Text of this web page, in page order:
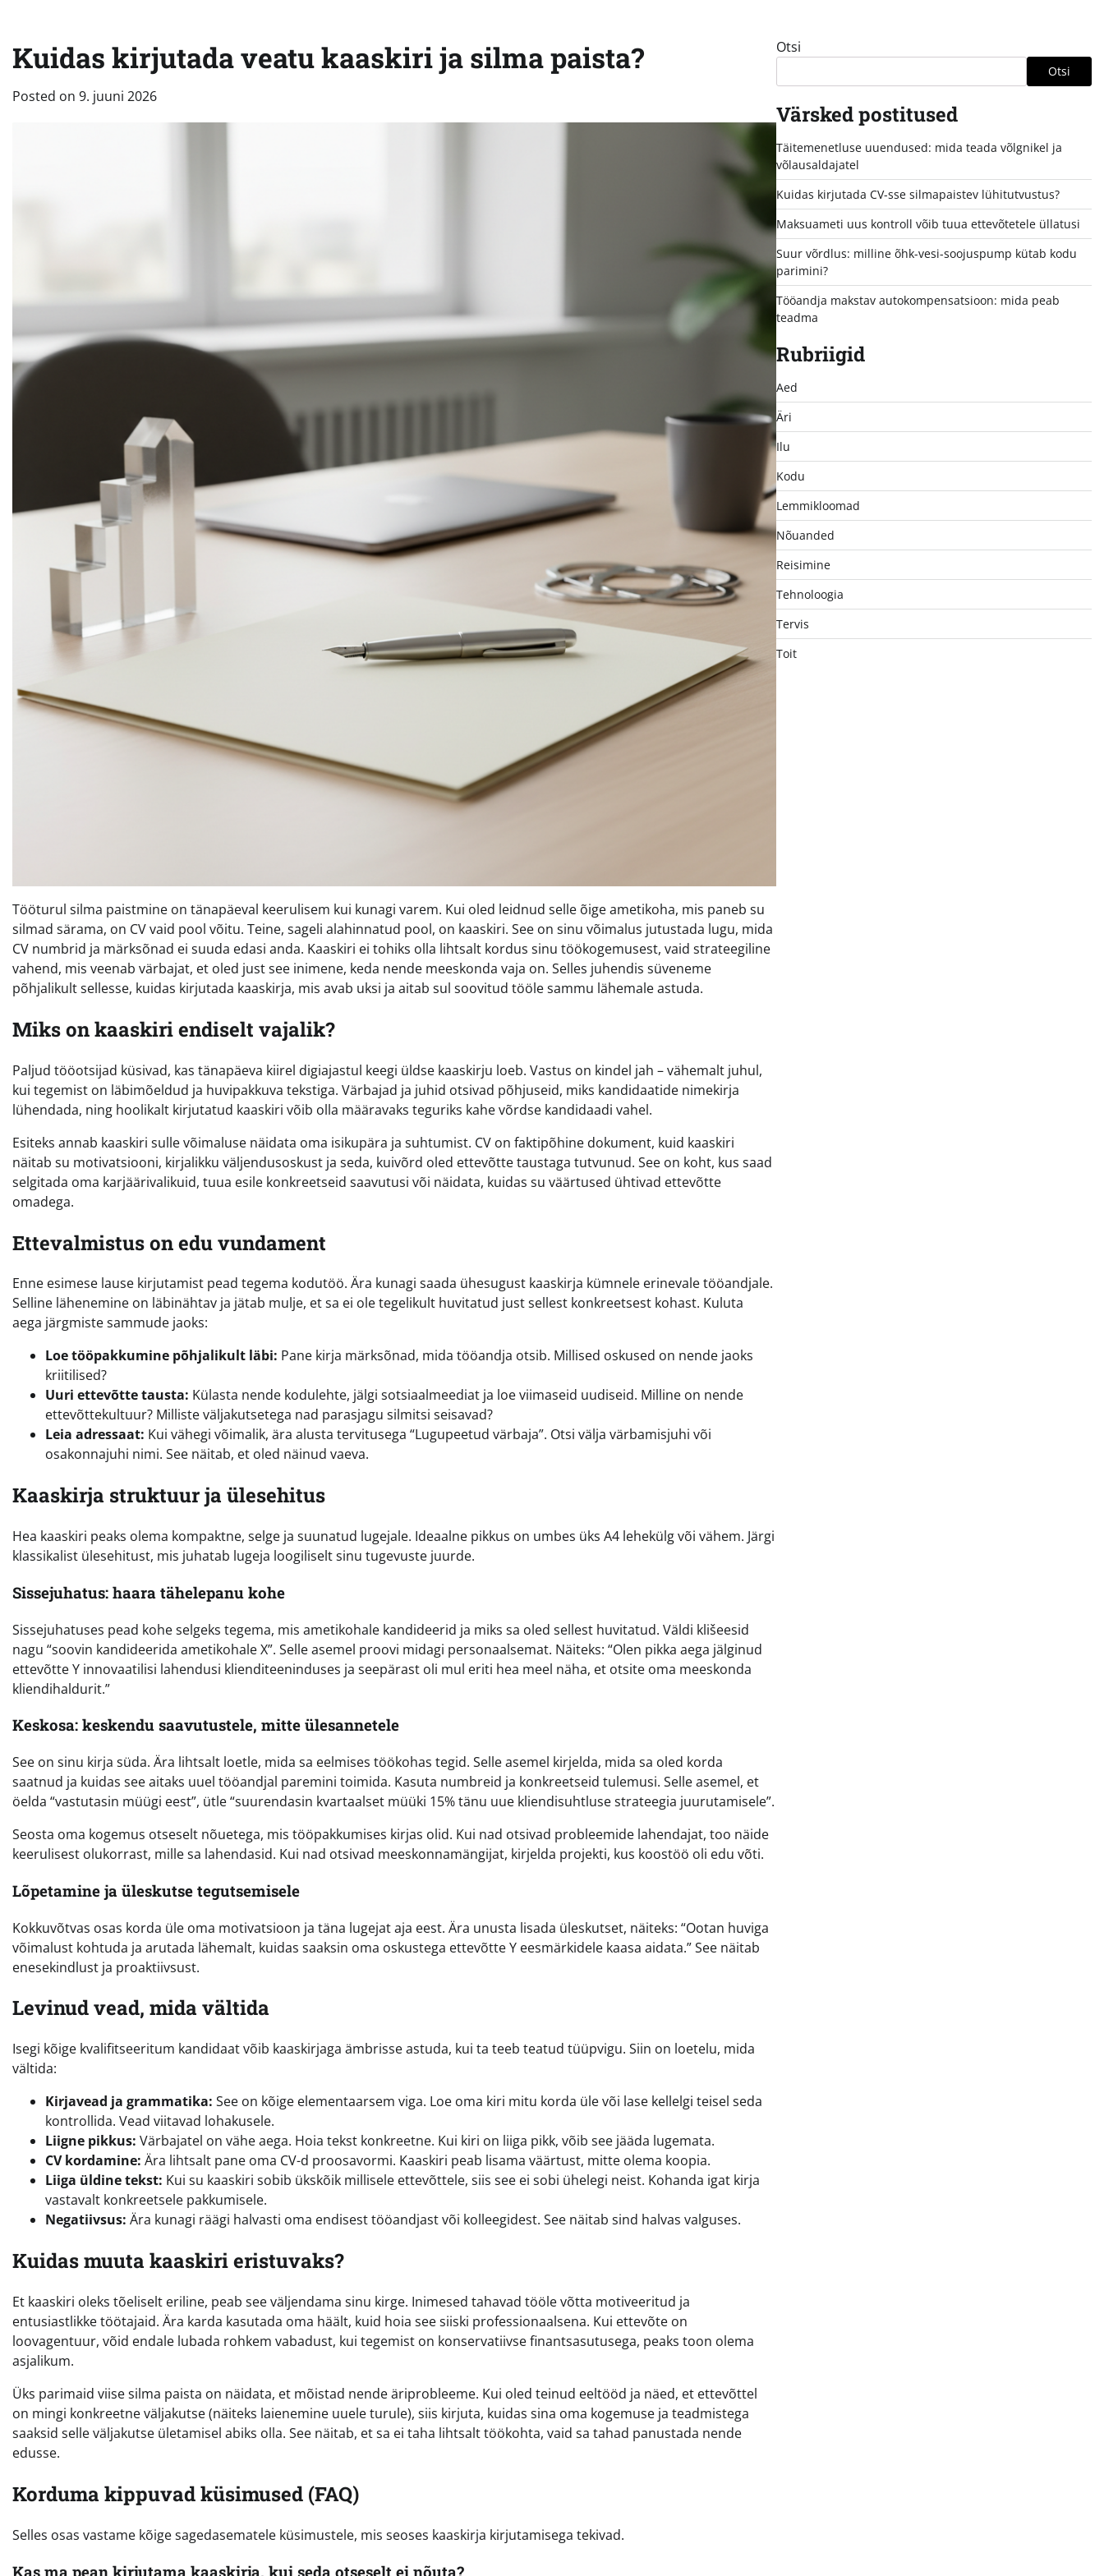
Kuidas kirjutada veatu kaaskiri ja silma paista?
Posted on 9. juuni 2026
Tööturul silma paistmine on tänapäeval keerulisem kui kunagi varem. Kui oled leidnud selle õige ametikoha, mis paneb su
silmad särama, on CV vaid pool võitu. Teine, sageli alahinnatud pool, on kaaskiri. See on sinu võimalus jutustada lugu, mida
CV numbrid ja märksõnad ei suuda edasi anda. Kaaskiri ei tohiks olla lihtsalt kordus sinu töökogemusest, vaid strateegiline
vahend, mis veenab värbajat, et oled just see inimene, keda nende meeskonda vaja on. Selles juhendis süveneme
põhjalikult sellesse, kuidas kirjutada kaaskirja, mis avab uksi ja aitab sul soovitud tööle sammu lähemale astuda.
Miks on kaaskiri endiselt vajalik?
Paljud tööotsijad küsivad, kas tänapäeva kiirel digiajastul keegi üldse kaaskirju loeb. Vastus on kindel jah – vähemalt juhul,
kui tegemist on läbimõeldud ja huvipakkuva tekstiga. Värbajad ja juhid otsivad põhjuseid, miks kandidaatide nimekirja
lühendada, ning hoolikalt kirjutatud kaaskiri võib olla määravaks teguriks kahe võrdse kandidaadi vahel.
Esiteks annab kaaskiri sulle võimaluse näidata oma isikupära ja suhtumist. CV on faktipõhine dokument, kuid kaaskiri
näitab su motivatsiooni, kirjalikku väljendusoskust ja seda, kuivõrd oled ettevõtte taustaga tutvunud. See on koht, kus saad
selgitada oma karjäärivalikuid, tuua esile konkreetseid saavutusi või näidata, kuidas su väärtused ühtivad ettevõtte
omadega.
Ettevalmistus on edu vundament
Enne esimese lause kirjutamist pead tegema kodutöö. Ära kunagi saada ühesugust kaaskirja kümnele erinevale tööandjale.
Selline lähenemine on läbinähtav ja jätab mulje, et sa ei ole tegelikult huvitatud just sellest konkreetsest kohast. Kuluta
aega järgmiste sammude jaoks:
Loe tööpakkumine põhjalikult läbi: Pane kirja märksõnad, mida tööandja otsib. Millised oskused on nende jaoks
kriitilised?
Uuri ettevõtte tausta: Külasta nende kodulehte, jälgi sotsiaalmeediat ja loe viimaseid uudiseid. Milline on nende
ettevõttekultuur? Milliste väljakutsetega nad parasjagu silmitsi seisavad?
Leia adressaat: Kui vähegi võimalik, ära alusta tervitusega “Lugupeetud värbaja”. Otsi välja värbamisjuhi või
osakonnajuhi nimi. See näitab, et oled näinud vaeva.
Kaaskirja struktuur ja ülesehitus
Hea kaaskiri peaks olema kompaktne, selge ja suunatud lugejale. Ideaalne pikkus on umbes üks A4 lehekülg või vähem. Järgi
klassikalist ülesehitust, mis juhatab lugeja loogiliselt sinu tugevuste juurde.
Sissejuhatus: haara tähelepanu kohe
Sissejuhatuses pead kohe selgeks tegema, mis ametikohale kandideerid ja miks sa oled sellest huvitatud. Väldi klišeesid
nagu “soovin kandideerida ametikohale X”. Selle asemel proovi midagi personaalsemat. Näiteks: “Olen pikka aega jälginud
ettevõtte Y innovaatilisi lahendusi klienditeeninduses ja seepärast oli mul eriti hea meel näha, et otsite oma meeskonda
kliendihaldurit.”
Keskosa: keskendu saavutustele, mitte ülesannetele
See on sinu kirja süda. Ära lihtsalt loetle, mida sa eelmises töökohas tegid. Selle asemel kirjelda, mida sa oled korda
saatnud ja kuidas see aitaks uuel tööandjal paremini toimida. Kasuta numbreid ja konkreetseid tulemusi. Selle asemel, et
öelda “vastutasin müügi eest”, ütle “suurendasin kvartaalset müüki 15% tänu uue kliendisuhtluse strateegia juurutamisele”.
Seosta oma kogemus otseselt nõuetega, mis tööpakkumises kirjas olid. Kui nad otsivad probleemide lahendajat, too näide
keerulisest olukorrast, mille sa lahendasid. Kui nad otsivad meeskonnamängijat, kirjelda projekti, kus koostöö oli edu võti.
Lõpetamine ja üleskutse tegutsemisele
Kokkuvõtvas osas korda üle oma motivatsioon ja täna lugejat aja eest. Ära unusta lisada üleskutset, näiteks: “Ootan huviga
võimalust kohtuda ja arutada lähemalt, kuidas saaksin oma oskustega ettevõtte Y eesmärkidele kaasa aidata.” See näitab
enesekindlust ja proaktiivsust.
Levinud vead, mida vältida
Isegi kõige kvalifitseeritum kandidaat võib kaaskirjaga ämbrisse astuda, kui ta teeb teatud tüüpvigu. Siin on loetelu, mida
vältida:
Kirjavead ja grammatika: See on kõige elementaarsem viga. Loe oma kiri mitu korda üle või lase kellelgi teisel seda
kontrollida. Vead viitavad lohakusele.
Liigne pikkus: Värbajatel on vähe aega. Hoia tekst konkreetne. Kui kiri on liiga pikk, võib see jääda lugemata.
CV kordamine: Ära lihtsalt pane oma CV-d proosavormi. Kaaskiri peab lisama väärtust, mitte olema koopia.
Liiga üldine tekst: Kui su kaaskiri sobib ükskõik millisele ettevõttele, siis see ei sobi ühelegi neist. Kohanda igat kirja
vastavalt konkreetsele pakkumisele.
Negatiivsus: Ära kunagi räägi halvasti oma endisest tööandjast või kolleegidest. See näitab sind halvas valguses.
Kuidas muuta kaaskiri eristuvaks?
Et kaaskiri oleks tõeliselt eriline, peab see väljendama sinu kirge. Inimesed tahavad tööle võtta motiveeritud ja
entusiastlikke töötajaid. Ära karda kasutada oma häält, kuid hoia see siiski professionaalsena. Kui ettevõte on
loovagentuur, võid endale lubada rohkem vabadust, kui tegemist on konservatiivse finantsasutusega, peaks toon olema
asjalikum.
Üks parimaid viise silma paista on näidata, et mõistad nende äriprobleeme. Kui oled teinud eeltööd ja näed, et ettevõttel
on mingi konkreetne väljakutse (näiteks laienemine uuele turule), siis kirjuta, kuidas sina oma kogemuse ja teadmistega
saaksid selle väljakutse ületamisel abiks olla. See näitab, et sa ei taha lihtsalt töökohta, vaid sa tahad panustada nende
edusse.
Korduma kippuvad küsimused (FAQ)
Selles osas vastame kõige sagedasematele küsimustele, mis seoses kaaskirja kirjutamisega tekivad.
Kas ma pean kirjutama kaaskirja, kui seda otseselt ei nõuta?
Otsi
Otsi
Värsked postitused
Täitemenetluse uuendused: mida teada võlgnikel ja
võlausaldajatel
Kuidas kirjutada CV-sse silmapaistev lühitutvustus?
Maksuameti uus kontroll võib tuua ettevõtetele üllatusi
Suur võrdlus: milline õhk-vesi-soojuspump kütab kodu
parimini?
Tööandja makstav autokompensatsioon: mida peab
teadma
Rubriigid
Aed
Äri
Ilu
Kodu
Lemmikloomad
Nõuanded
Reisimine
Tehnoloogia
Tervis
Toit